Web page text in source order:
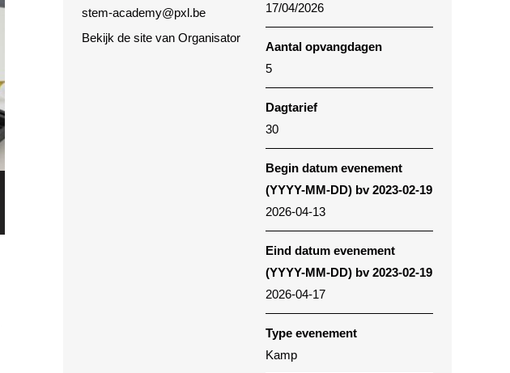
stem-academy@pxl.be
Bekijk de site van Organisator
17/04/2026
Aantal opvangdagen
5
Dagtarief
30
Begin datum evenement
(YYYY-MM-DD) bv 2023-02-19
2026-04-13
Eind datum evenement
(YYYY-MM-DD) bv 2023-02-19
2026-04-17
Type evenement
Kamp